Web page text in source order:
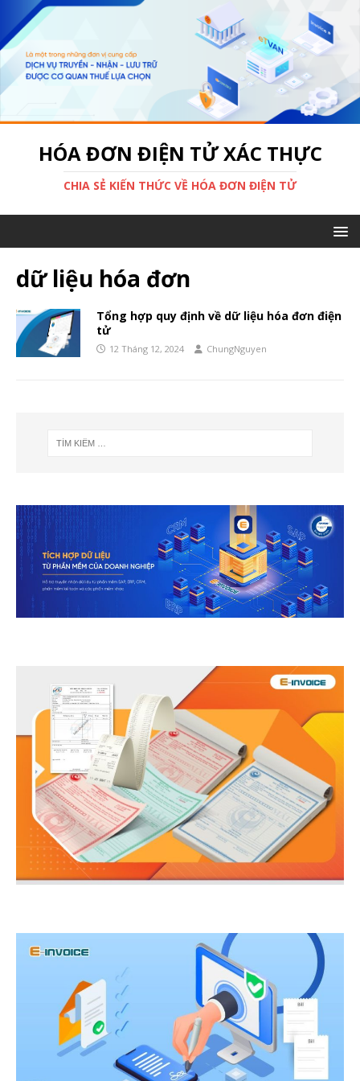
HÓA ĐƠN ĐIỆN TỬ XÁC THỰC
CHIA SẺ KIẾN THỨC VỀ HÓA ĐƠN ĐIỆN TỬ
dữ liệu hóa đơn
Tổng hợp quy định về dữ liệu hóa đơn điện
tử
12 Tháng 12, 2024 ChungNguyen